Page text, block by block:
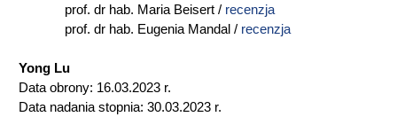
prof. dr hab. Maria Beisert / recenzja
prof. dr hab. Eugenia Mandal / recenzja
Yong Lu
Data obrony: 16.03.2023 r.
Data nadania stopnia: 30.03.2023 r.